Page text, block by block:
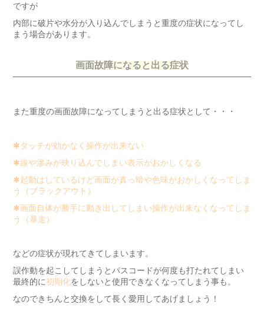
ですが
内部に破片や水分が入り込んでしまうと重度の症状になってし
まう場合があります。
画面故障になると出る症状
また重度の画面故障になってしまうと出る症状として・・・
✱タッチが効かなく操作が出来ない
✱線や滲みが映り込んでしまい表示がおかしくなる
✱起動はしているけど画面が真っ暗や色味がおかしくなってしま
う（ブラックアウト）
✱画面自体が勝手に動き出してしまい操作が出来なくなってしま
う（暴走）
などの症状が現れてきてしまいます。
誤作動を起こしてしまうとパスコードが何度も打たれてしまい
最終的に初期化をしないと使用できなくなってしまう事も。
なのできちんと交換をして長く愛用してあげましょう！